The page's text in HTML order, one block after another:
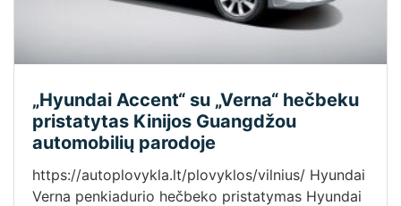
„Hyundai Accent“ su „Verna“ hečbeku
pristatytas Kinijos Guangdžou
automobilių parodoje
https://autoplovykla.lt/plovyklos/vilnius/ Hyundai
Verna penkiadurio hečbeko pristatymas Hyundai